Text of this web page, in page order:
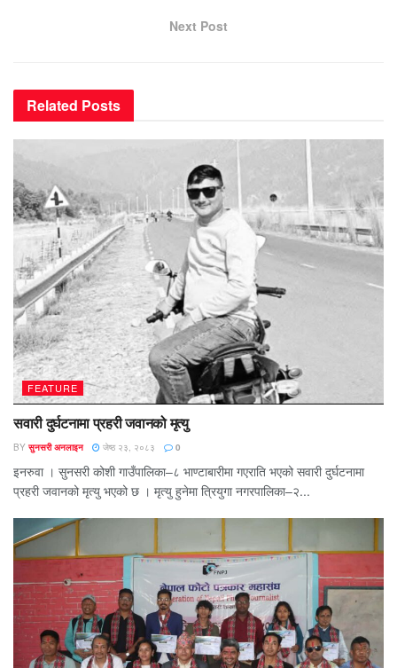
Next Post
Related Posts
FEATURE
सवारी दुर्घटनामा प्रहरी जवानको मृत्यु
BY सुनसरी अनलाइन जेष्ठ २३, २०८३ 0
इनरुवा । सुनसरी कोशी गाउँपालिका–८ भाण्टाबारीमा गएराति भएको सवारी दुर्घटनामा
प्रहरी जवानको मृत्यु भएको छ । मृत्यु हुनेमा त्रियुगा नगरपालिका–२...